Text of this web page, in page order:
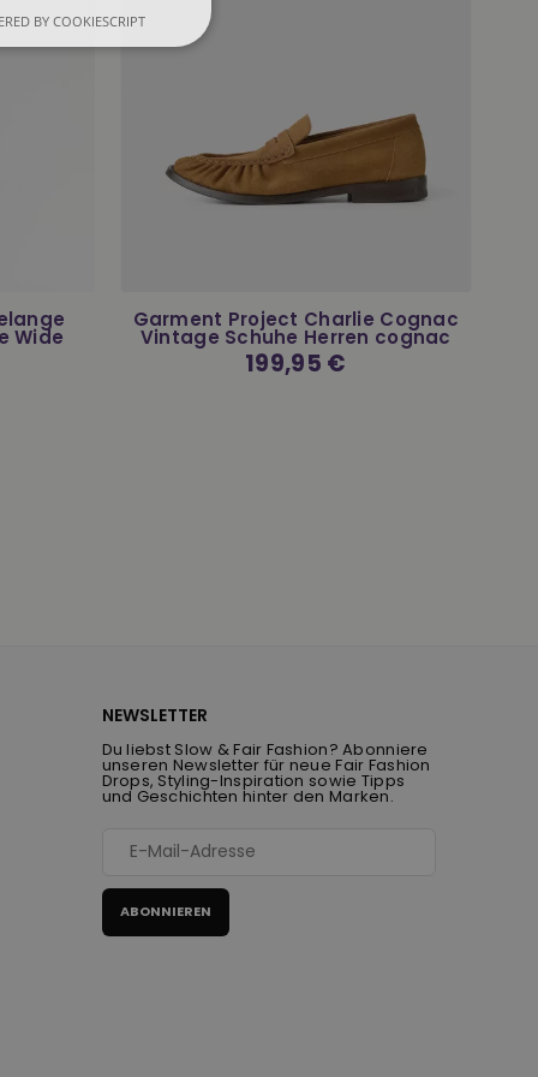
Wide
Garment Project Charlie Cognac
Vintage Schuhe Herren cognac
Normaler
Preis
199,95 €
NEWSLETTER
Du liebst Slow & Fair Fashion? Abonniere
unseren Newsletter für neue Fair Fashion
Drops, Styling-Inspiration sowie Tipps
und Geschichten hinter den Marken.
ABONNIEREN
BY COOKIESCRIPT